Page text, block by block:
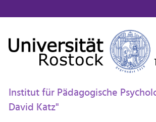
Institut für Pädagogische
David Katz"